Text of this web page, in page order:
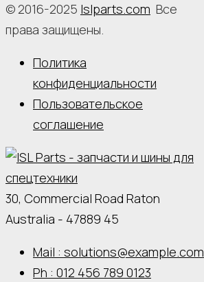
© 2016-2025 Islparts.com Все
права защищены.
Политика
конфиденциальности
Пользовательское
соглашение
30, Commercial Road Raton
Australia - 47889 45
Mail : solutions@example.com
Ph : 012 456 789 0123